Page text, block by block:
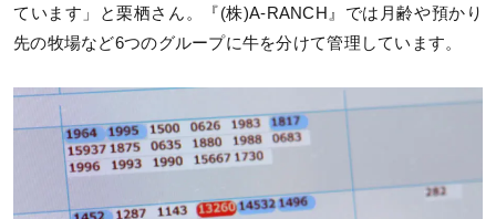
ています」と栗栖さん。『(株)A-RANCH』では月齢や預かり
先の牧場など6つのグループに牛を分けて管理しています。